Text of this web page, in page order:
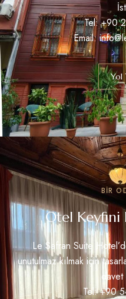
Tel: +90
Email:
Yol
BIR
Otel Keyfini
Le Safran Suite
unutulmaz kılmak için
davet
Tel: +90